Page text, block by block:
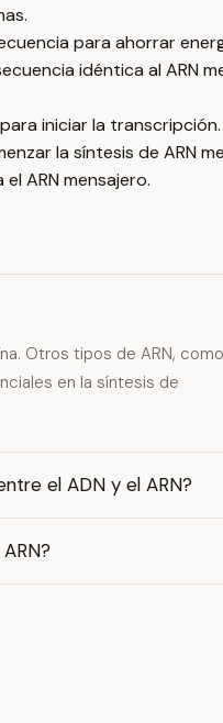
para ahorrar
idéntica al ARN
iniciar la transcripción.
la síntesis de ARN
ARN mensajero.
Otros tipos de ARN,
en la síntesis de
el ADN y el ARN?